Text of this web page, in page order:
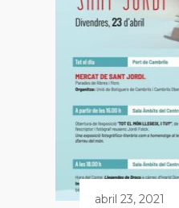
abril 23, 2021